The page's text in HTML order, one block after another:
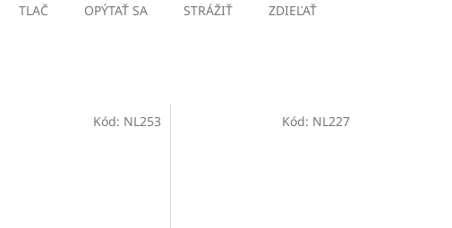
TLAČ OPÝTAŤ SA STRÁŽIŤ ZDIEĽAŤ
Kód: NL253 Kód: NL227